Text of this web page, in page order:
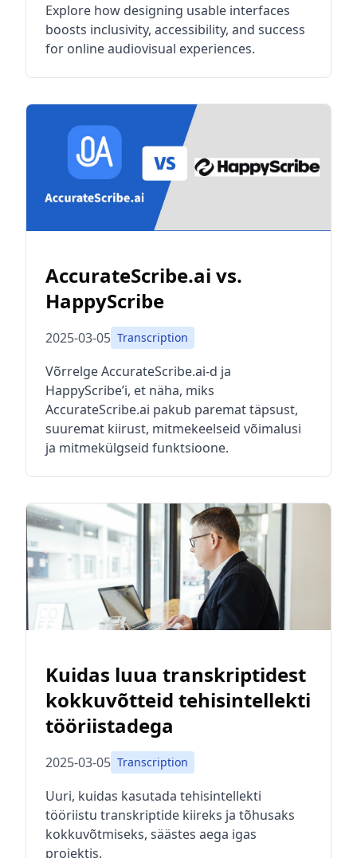
Explore how designing usable interfaces
boosts inclusivity, accessibility, and success
for online audiovisual experiences.
AccurateScribe.ai vs.
HappyScribe
2025-03-05 Transcription
Võrrelge AccurateScribe.ai-d ja
HappyScribe’i, et näha, miks
AccurateScribe.ai pakub paremat täpsust,
suuremat kiirust, mitmekeelseid võimalusi
ja mitmekülgseid funktsioone.
Kuidas luua transkriptidest
kokkuvõtteid tehisintellekti
tööriistadega
2025-03-05 Transcription
Uuri, kuidas kasutada tehisintellekti
tööriistu transkriptide kiireks ja tõhusaks
kokkuvõtmiseks, säästes aega igas
projektis.